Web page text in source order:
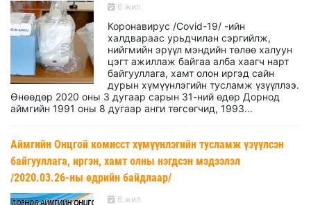
6 жил
Коронавирус /Covid-19/ -ийн
халдвараас урьдчилан сэргийлж,
нийгмийн эрүүл мэндийн төлөө халуун
цэгт ажиллаж байгаа алба хаагч нарт
байгууллага, хамт олон иргэд сайн
дурын хүмүүнлэгийн тусламж үзүүллээ.
Өнөөдөр 2020 оны 3 дугаар сарын 31-ний өдөр Дорнод
аймгийн 1991 оны 8 дугаар анги төгсөгчид, 1993...
Аймгийн Онцгой комисст хүмүүнлэгийн тусламж үзүүлсэн
байгууллага, иргэн, хамт олны нэгдсэн мэдээлэл
/2020.03.26-ны өдрийн байдлаар/
6 жил